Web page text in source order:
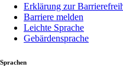
Erklärung zur
Barriere melden
Leichte Sprache
Gebärdensprache
Sprachen